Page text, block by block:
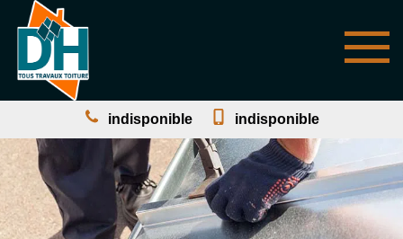
indisponible indisponible